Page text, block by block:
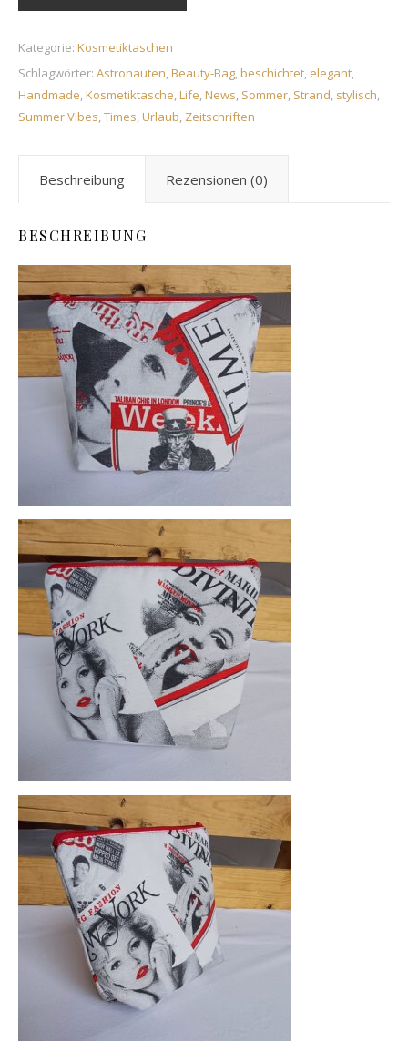
Kategorie: Kosmetiktaschen
Schlagwörter: Astronauten,Beauty-Bag,beschichtet, elegant,
Handmade,Kosmetiktasche,Life,News, Sommer, Strand, stylisch,
Summer Vibes,Times,Urlaub, Zeitschriften
Beschreibung Rezensionen (0)
BESCHREIBUNG